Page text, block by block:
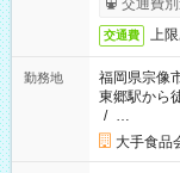
交通費
交通費 上
勤務地
福岡県宗像
東郷駅から
/ …
大手食品